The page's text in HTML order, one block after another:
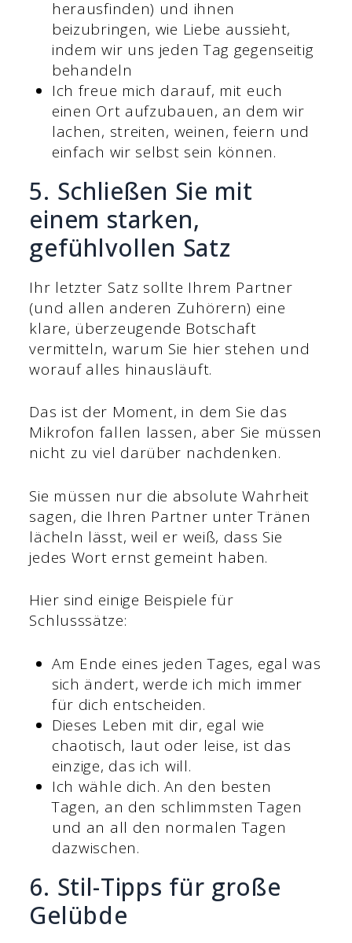
herausfinden) und ihnen
beizubringen, wie Liebe aussieht,
indem wir uns jeden Tag gegenseitig
behandeln
Ich freue mich darauf, mit euch
einen Ort aufzubauen, an dem wir
lachen, streiten, weinen, feiern und
einfach wir selbst sein können.
5. Schließen Sie mit
einem starken,
gefühlvollen Satz
Ihr letzter Satz sollte Ihrem Partner
(und allen anderen Zuhörern) eine
klare, überzeugende Botschaft
vermitteln, warum Sie hier stehen und
worauf alles hinausläuft.
Das ist der Moment, in dem Sie das
Mikrofon fallen lassen, aber Sie müssen
nicht zu viel darüber nachdenken.
Sie müssen nur die absolute Wahrheit
sagen, die Ihren Partner unter Tränen
lächeln lässt, weil er weiß, dass Sie
jedes Wort ernst gemeint haben.
Hier sind einige Beispiele für
Schlusssätze:
Am Ende eines jeden Tages, egal was
sich ändert, werde ich mich immer
für dich entscheiden.
Dieses Leben mit dir, egal wie
chaotisch, laut oder leise, ist das
einzige, das ich will.
Ich wähle dich. An den besten
Tagen, an den schlimmsten Tagen
und an all den normalen Tagen
dazwischen.
6. Stil-Tipps für große
Gelübde